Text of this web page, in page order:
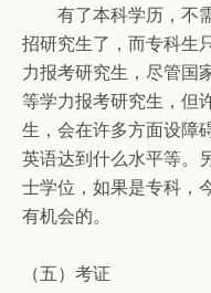
有了本科学历，不需
招研究生了，而专科生
力报考研究生，尽管国
等学力报考研究生，但
生，会在许多方面设障
英语达到什么水平等。
士学位，如果是专科，
有机会的。
（五）考证